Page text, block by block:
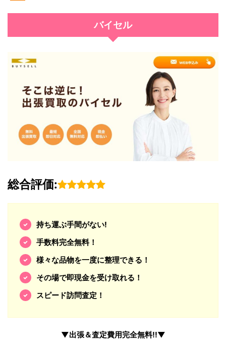
バイセル
総合評価:
持ち運ぶ手間がない!
手数料完全無料！
様々な品物を一度に整理できる！
その場で即現金を受け取れる！
スピード訪問査定！
▼出張＆査定費用完全無料!!▼